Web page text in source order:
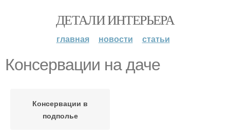
ДЕТАЛИ ИНТЕРЬЕРА
главная новости статьи
Консервации на даче
Консервации в
подполье